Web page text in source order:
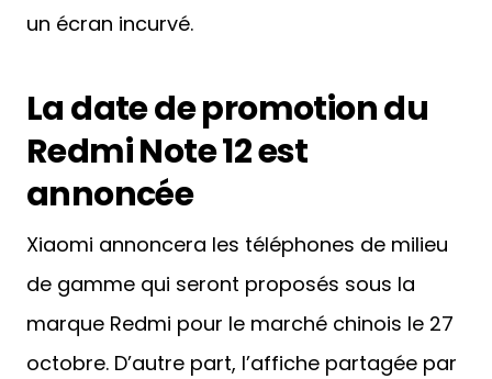
un écran incurvé.
La date de promotion du
Redmi Note 12 est
annoncée
Xiaomi annoncera les téléphones de milieu
de gamme qui seront proposés sous la
marque Redmi pour le marché chinois le 27
octobre. D’autre part, l’affiche partagée par